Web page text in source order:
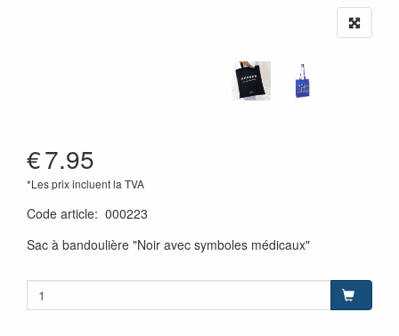
€7.95
*Les prix incluent la TVA
Code article: 000223
Sac à bandoulière "Noir avec symboles médicaux"